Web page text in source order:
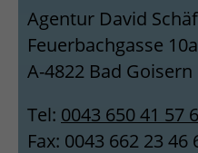
Agentur David
Feuerbachgasse 10a
A-4822 Bad Goisern
Tel: 0043 650 41 57
Fax: 0043 662 23 46